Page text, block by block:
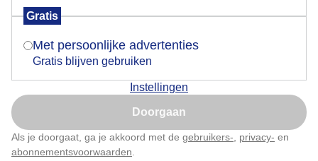
Gratis
Met persoonlijke advertenties
Gratis blijven gebruiken
Instellingen
Doorgaan
Als je doorgaat, ga je akkoord met de gebruikers- privacy- en
abonnementsvoorwaarden
Prima weer op Koningsdag dit jaar!
Door: Luca Hoogeveen Gemaakt: 27-04-2026, 57x bekeken
Is goed, toon de popup
Nu niet, misschien later
Klik hierom dit aan te passen